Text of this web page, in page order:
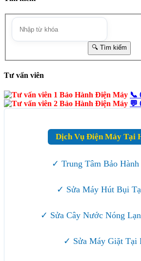
Tư vấn viên
📞
💬
Dịch Vụ Điện Máy Tại
✓ Trung Tâm Bảo
✓ Sửa Máy Hút Bụi
✓ Sửa Cây Nước Nóng
✓ Sửa Máy Giặt Tại